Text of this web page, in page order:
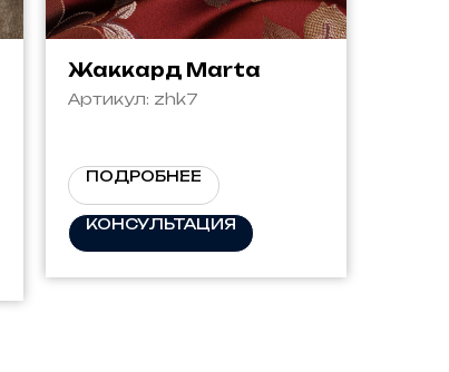
Жаккард Marta
Артикул: zhk7
ПОДРОБНЕЕ
КОНСУЛЬТАЦИЯ